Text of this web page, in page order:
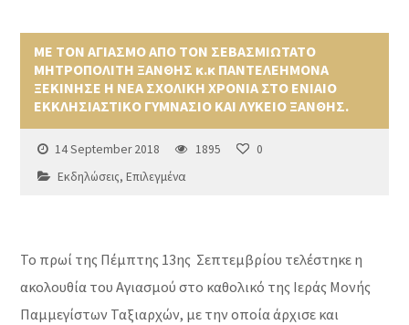
ΜΕ ΤΟΝ ΑΓΙΑΣΜΟ ΑΠΟ ΤΟΝ ΣΕΒΑΣΜΙΩΤΑΤΟ
ΜΗΤΡΟΠΟΛΙΤΗ ΞΑΝΘΗΣ κ.κ ΠΑΝΤΕΛΕΗΜΟΝΑ
ΞΕΚΙΝΗΣΕ Η ΝΕΑ ΣΧΟΛΙΚΗ ΧΡΟΝΙΑ ΣΤΟ ΕΝΙΑΙΟ
ΕΚΚΛΗΣΙΑΣΤΙΚΟ ΓΥΜΝΑΣΙΟ ΚΑΙ ΛΥΚΕΙΟ ΞΑΝΘΗΣ.
14 September 2018 1895
0
Εκδηλώσεις,Επιλεγμένα
Το πρωί της Πέμπτης 13ης Σεπτεμβρίου τελέστηκε η
ακολουθία του Αγιασμού στο καθολικό της Ιεράς Μονής
Παμμεγίστων Ταξιαρχών, με την οποία άρχισε και